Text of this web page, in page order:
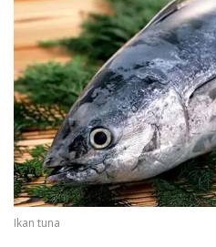
Ikan tuna